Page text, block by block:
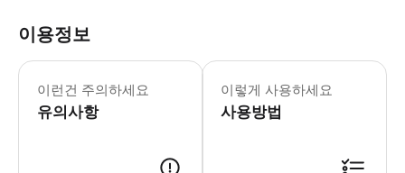
이용정보
이런건 주의하세요
유의사항
데이패스/나이트 패스: 오전 10시부
이렇게 사용하세요
사용방법